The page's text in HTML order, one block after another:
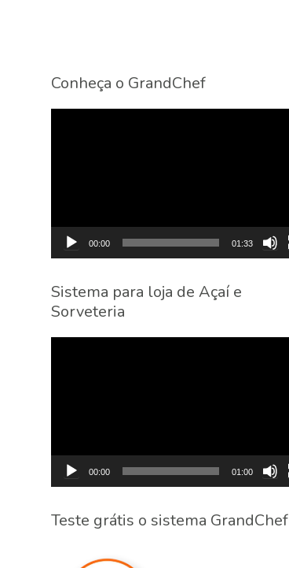
Conheça o GrandChef
00:00 01:33
Sistema para loja de Açaí e
Sorveteria
00:00 01:00
Teste grátis o sistema GrandChef